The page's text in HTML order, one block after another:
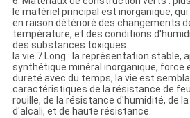
le matériel principal est inorganique,
en raison détérioré des changements
température, et des conditions
des substances toxiques.
la vie 7.Long : la représentation stable,
synthétique minéral inorganique, force
dureté avec du temps, la vie est
caractéristiques de la résistance de
rouille, de la résistance d'humidité, de
d'alcali, et de haute résistance.